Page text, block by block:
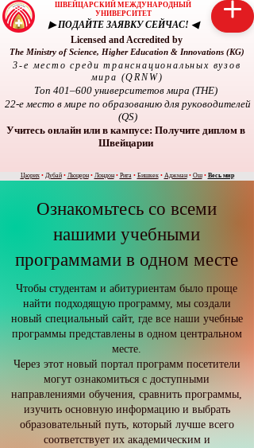
ШВЕЙЦАРСКИЙ МЕЖДУНАРОДНЫЙ
УНИВЕРСИТЕТ
▶ ПОДАЙТЕ ЗАЯВКУ СЕЙЧАС! ◀
Licensed and Accredited by
The Ministry of Science, Higher Education & Innovations (KG)
3-е место среди транснациональных вузов
мира (QRNW)
Топ 401–600 университетов мира (THE)
22-е место в мире по образованию для руководителей
(QS)
Учитесь онлайн или в кампусе: Получите диплом в
Швейцарии
Цюрих • Дубай • Люцерн • Лондон • Рига • Бишкек • Аджман • Ош • Весь мир
Ознакомьтесь со всеми
нашими учебными
программами в одном месте
Чтобы студентам и абитуриентам было проще
найти подходящую программу, мы создали
новый специальный сайт, где все наши учебные
программы представлены в одном центральном
месте.
Через этот новый портал программ посетители
могут ознакомиться с доступными
направлениями обучения, сравнить программы,
изучить основную информацию и выбрать
образовательный путь, который лучше всего
соответствует их академическим и